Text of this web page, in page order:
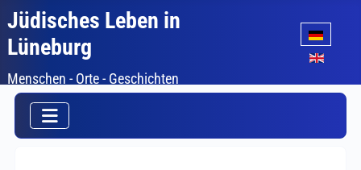
Jüdisches Leben in
Lüneburg
Menschen - Orte - Geschichten
Sprache